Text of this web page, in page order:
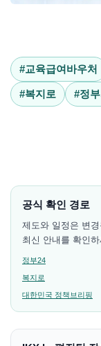
#교육급여바우처
#복지로 #정
공식 확인 경로
제도와 일정은 변
최신 안내를 확인
정부24
복지로
대한민국 정책브리핑